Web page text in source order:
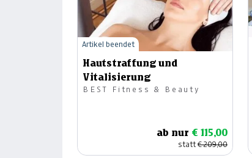
Hautstraffung und
Vitalisierung
BEST Fitness & Beauty
ab nur € 115,00
statt€ 209,00
Artikel beendet